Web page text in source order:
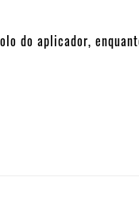
do aplicador,